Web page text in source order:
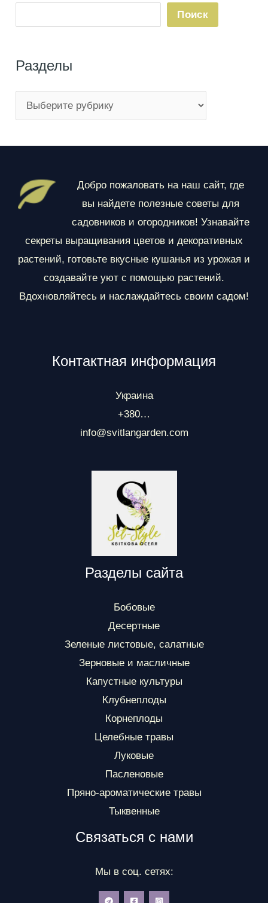
Поиск
Разделы
а
л
Добро пожаловать на наш сайт, где
вы найдете полезные советы для
садовников и огородников! Узнавайте
секреты выращивания цветов и декоративных
растений, готовьте вкусные кушанья из урожая и
создавайте уют с помощью растений.
Вдохновляйтесь и наслаждайтесь своим садом!
Контактная информация
Украина
+380…
info@svitlangarden.com
Разделы сайта
Бобовые
Десертные
Зеленые листовые, салатные
Зерновые и масличные
Капустные культуры
Клубнеплоды
Корнеплоды
Целебные травы
Луковые
Пасленовые
Пряно-ароматические травы
Тыквенные
Связаться с нами
Мы в соц. сетях: